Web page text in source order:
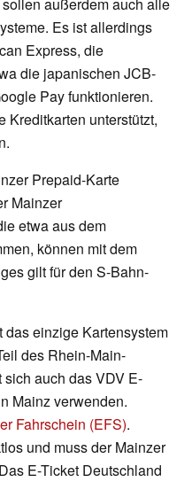
Es ist allerdings
Express, die
die japanischen JCB-
Pay funktionieren.
Kreditkarten unterstützt,
Prepaid-Karte
Mainzer
etwa aus dem
können mit dem
gilt für den S-Bahn-
einzige Kartensystem
des Rhein-Main-
auch das VDV E-
Mainz verwenden.
Fahrschein (EFS).
und muss der Mainzer
E-Ticket Deutschland